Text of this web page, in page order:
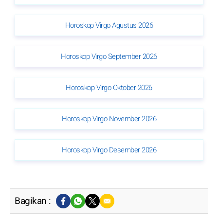
Horoskop Virgo Agustus 2026
Horoskop Virgo September 2026
Horoskop Virgo Oktober 2026
Horoskop Virgo November 2026
Horoskop Virgo Desember 2026
Bagikan :